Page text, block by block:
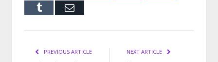
Tumblr Email
PREVIOUS ARTICLE NEXT ARTICLE